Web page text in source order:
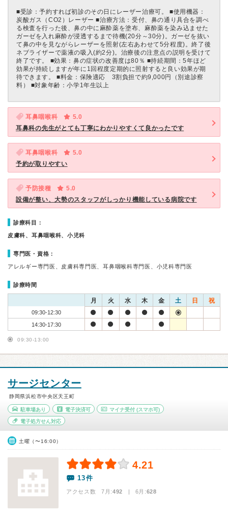
■受診：予約すれば初診のその日にレーザー治療可。 ■使用機器：
炭酸ガス（CO2）レーザー ■治療方法：受付、鼻の通り具合を調べ
る検査を行った後、鼻の中に麻酔薬を塗布、麻酔薬を染み込ませた
ガーゼを入れ麻酔が浸透するまで待機(20分～30分)。ガーゼを抜い
て鼻の中を見ながらレーザーを照射(左右あわせて5分程度)。終了後
ネブライザーで薬液の吸入(約2分)。治療後の注意点の説明を受けて
終了です。 ■効果：鼻の症状の改善度は80％ ■持続期間：5年ほど
効果が持続しますが年に1回程度定期的に照射すると良い効果が期
待できます。 ■料金：保険適応 3割負担で約9,000円（別途診察
料） ■対象年齢：小学1年生以上
耳鼻咽喉科
5.0
耳鼻科の先生がとても丁寧にわかりやすくて良かったです
耳鼻咽喉科
5.0
予約が取りやすい
予防接種
5.0
設備が整い、大勢のスタッフがしっかり機能している病院です
診療科目：
皮膚科、耳鼻咽喉科、小児科
専門医・資格：
アレルギー専門医、皮膚科専門医、耳鼻咽喉科専門医、小児科専門医
診療時間
月 火 水 木 金 土 日 祝
09:30-12:30
14:30-17:30
09:30-13:00
サージセンター
静岡県浜松市中央区天王町
駐車場あり 電子決済可 マイナ受付 (スマホ可)
電子処方せん対応
土曜（〜16:00）
4.21
13件
アクセス数 7月:492 | 6月:628